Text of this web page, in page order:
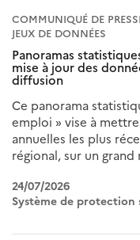
COMMUNIQUÉ DE
JEUX DE DONNÉES
Panoramas
mise à jour des
diffusion
Ce panorama
emploi » vise à
annuelles les plus
régional, sur un
24/07/2026
Système de protection